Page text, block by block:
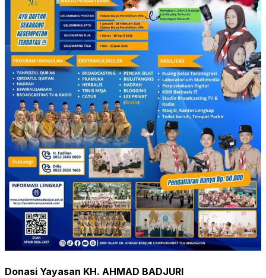
Donasi Yayasan KH. AHMAD BADJURI